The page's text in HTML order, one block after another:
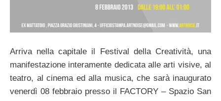
Arriva nella capitale il Festival della Creatività, una
manifestazione interamente dedicata alle arti visive, al
teatro, al cinema ed alla musica, che sarà inaugurato
venerdì 08 febbraio presso il FACTORY – Spazio San